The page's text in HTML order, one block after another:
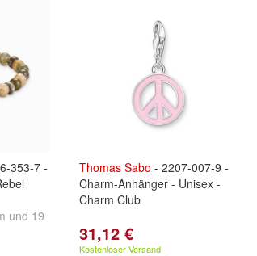
353-7 -
und 19
Thomas Sabo - 2207-007-9 -
Charm-Anhänger - Unisex -
Charm Club
31,12 €
Kostenloser Versand